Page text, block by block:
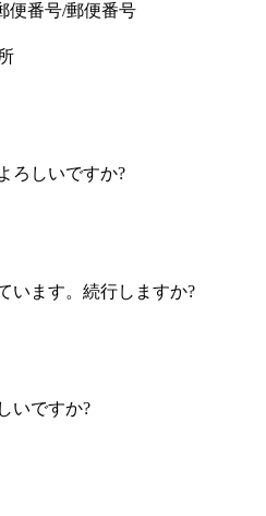
便番号/郵便番号
ろしいですか?
います。続行しますか?
いですか?